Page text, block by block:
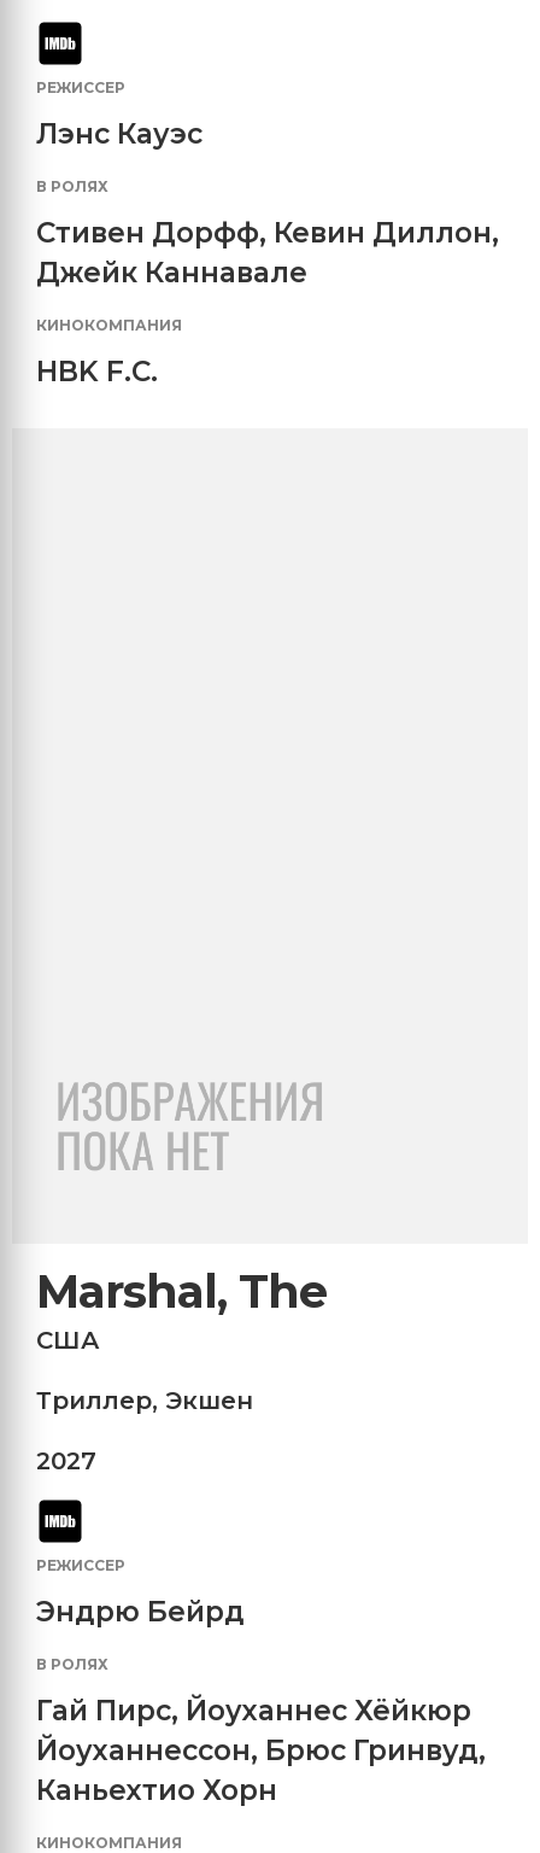
РЕЖИССЕР
Лэнс Кауэс
В РОЛЯХ
Стивен Дорфф, Кевин Диллон,
Джейк Каннавале
КИНОКОМПАНИЯ
HBK F.C.
Marshal, The
США
Триллер, Экшен
2027
РЕЖИССЕР
Эндрю Бейрд
В РОЛЯХ
Гай Пирс, Йоуханнес Хёйкюр
Йоуханнессон, Брюс Гринвуд,
Каньехтио Хорн
КИНОКОМПАНИЯ